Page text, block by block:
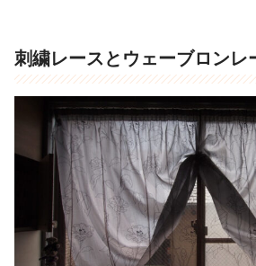
刺繍レースとウェーブロンレ